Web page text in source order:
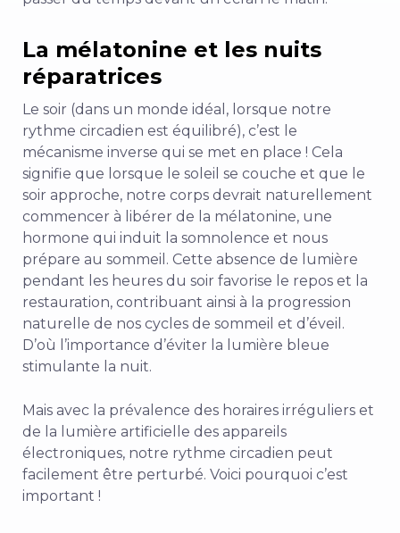
La mélatonine et les nuits
réparatrices
Le soir (dans un monde idéal, lorsque notre
rythme circadien est équilibré), c’est le
mécanisme inverse qui se met en place ! Cela
signifie que lorsque le soleil se couche et que le
soir approche, notre corps devrait naturellement
commencer à libérer de la mélatonine, une
hormone qui induit la somnolence et nous
prépare au sommeil. Cette absence de lumière
pendant les heures du soir favorise le repos et la
restauration, contribuant ainsi à la progression
naturelle de nos cycles de sommeil et d’éveil.
D’où l’importance d’éviter la lumière bleue
stimulante la nuit.
Mais avec la prévalence des horaires irréguliers et
de la lumière artificielle des appareils
électroniques, notre rythme circadien peut
facilement être perturbé. Voici pourquoi c’est
important !